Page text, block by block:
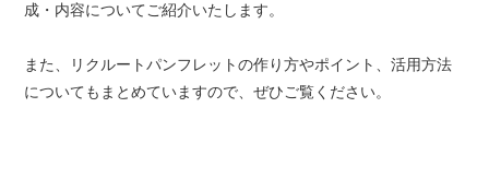
成・内容についてご紹介いたします。
また、リクルートパンフレットの作り方やポイント、活用方法
についてもまとめていますので、ぜひご覧ください。